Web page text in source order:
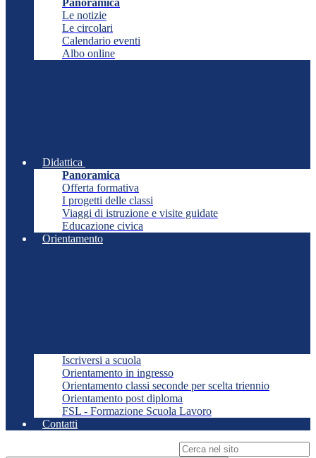
Panoramica
Le notizie
Le circolari
Calendario eventi
Albo online
Didattica
Panoramica
Offerta formativa
I progetti delle classi
Viaggi di istruzione e visite guidate
Educazione civica
Orientamento
Iscriversi a scuola
Orientamento in ingresso
Orientamento classi seconde per scelta triennio
Orientamento post diploma
FSL - Formazione Scuola Lavoro
Contatti